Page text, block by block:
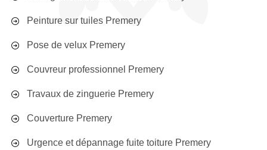
Peinture sur tuiles Premery
Pose de velux Premery
Couvreur professionnel Premery
Travaux de zinguerie Premery
Couverture Premery
Urgence et dépannage fuite toiture Premery